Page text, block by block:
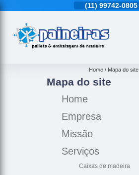
(11) 99742-0805
Home Mapa do site
Mapa do site
Home
Empresa
Missão
Serviços
Caixas de madeira